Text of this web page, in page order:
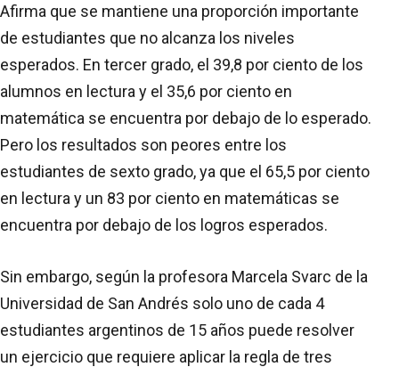
Afirma que se mantiene una proporción importante
de estudiantes que no alcanza los niveles
esperados. En tercer grado, el 39,8 por ciento de los
alumnos en lectura y el 35,6 por ciento en
matemática se encuentra por debajo de lo esperado.
Pero los resultados son peores entre los
estudiantes de sexto grado, ya que el 65,5 por ciento
en lectura y un 83 por ciento en matemáticas se
encuentra por debajo de los logros esperados.
Sin embargo, según la profesora Marcela Svarc de la
Universidad de San Andrés solo uno de cada 4
estudiantes argentinos de 15 años puede resolver
un ejercicio que requiere aplicar la regla de tres